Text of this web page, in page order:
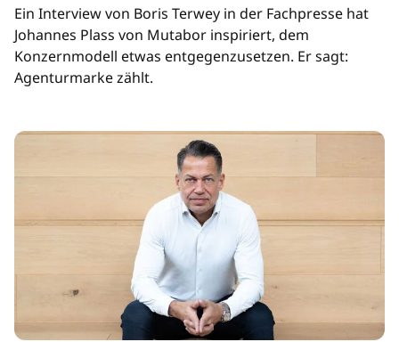
Ein Interview von Boris Terwey in der Fachpresse hat
Johannes Plass von Mutabor inspiriert, dem
Konzernmodell etwas entgegenzusetzen. Er sagt:
Agenturmarke zählt.